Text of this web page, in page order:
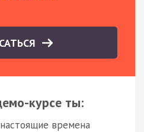
курсе ты:
времена